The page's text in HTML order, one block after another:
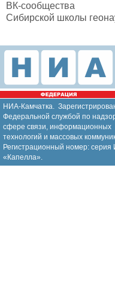
ВК-сообщества
Сибирской школы
НИА-Камчатка.
Федеральной службой по
сфере связи, информационных
технологий и массовых
Регистрационный номер:
«Капелла».